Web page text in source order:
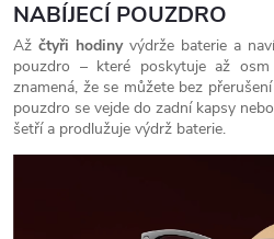
NABÍJECÍ POUZDRO
Až čtyři hodinyvýdrže baterie a
pouzdro – které poskytuje až
znamená, že se můžete bez
pouzdro se vejde do zadní kapsy
šetří a prodlužuje výdrž baterie.